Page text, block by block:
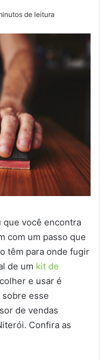
de leitura
que você encontra
com um passo que
têm para onde fugir
de um kit de
e usar é
sobre esse
de vendas
Confira as